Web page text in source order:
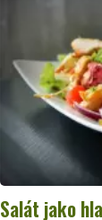
Salát jako